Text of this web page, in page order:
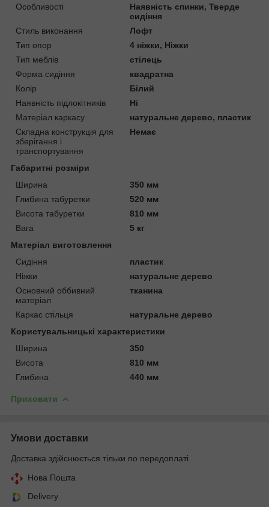
Особливості
Наявність спинки, Тверде
сидіння
Стиль виконання
Лофт
Тип опор
4 ніжки, Ніжки
Тип меблів
стілець
Форма сидіння
квадратна
Колір
Білий
Наявність підлокітників
Ні
Матеріал каркасу
натуральне дерево, пластик
Складна конструкція для
зберігання і
транспортування
Немає
Габаритні розміри
Ширина
350 мм
Глибина табуретки
520 мм
Висота табуретки
810 мм
Вага
5 кг
Матеріал виготовлення
Сидіння
пластик
Ніжки
натуральне дерево
Основний оббивний
матеріал
тканина
Каркас стільця
натуральне дерево
Користувальницькі характеристики
Ширина
350
Висота
810 мм
Глибина
440 мм
Приховати
Умови доставки
Доставка здійснюється тільки по передоплаті.
Нова Пошта
Delivery